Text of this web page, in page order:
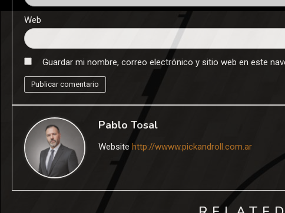
Web
Guardar mi nombre, correo electrónico y sitio web en este
Pablo Tosal
Website http://wwww.pickandroll.com.ar